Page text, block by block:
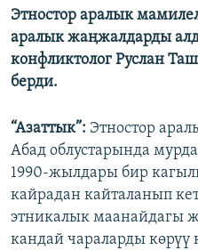
Этностор аралык
аралык жаңжалдарды
конфликтолог Руслан
берди.
“Азаттык”: Этностор
Абад облустарында
1990-жылдары бир
кайрадан кайталанып
этникалык маанайдагы
кандай чараларды көрүү